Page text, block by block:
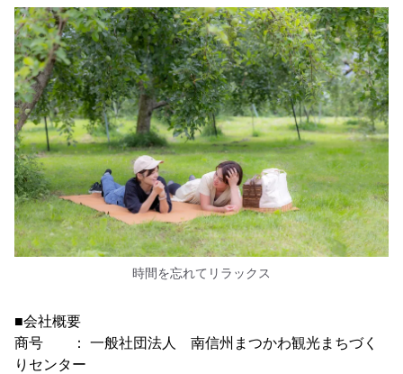
時間を忘れてリラックス
■会社概要
商号 ： 一般社団法人 南信州まつかわ観光まちづく
りセンター